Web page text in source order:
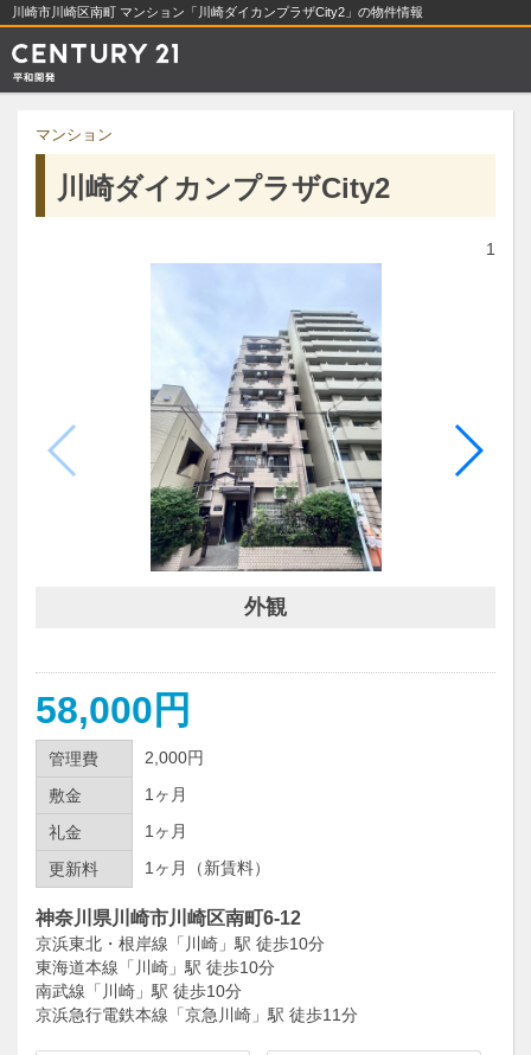
川崎市川崎区南町 マンション「川崎ダイカンプラザCity2」の物件情報
マンション
川崎ダイカンプラザCity2
1
外観
58,000円
管理費
2,000円
敷金
1ヶ月
礼金
1ヶ月
更新料
1ヶ月（新賃料）
神奈川県川崎市川崎区南町6-12
京浜東北・根岸線「川崎」駅 徒歩10分
東海道本線「川崎」駅 徒歩10分
南武線「川崎」駅 徒歩10分
京浜急行電鉄本線「京急川崎」駅 徒歩11分